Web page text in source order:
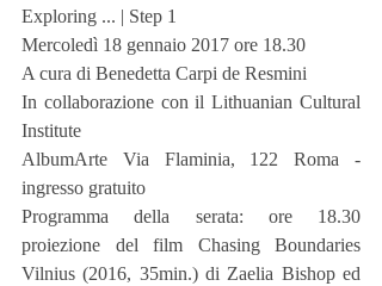
Exploring ... | Step 1
Mercoledì 18 gennaio 2017 ore 18.30
A cura di Benedetta Carpi de Resmini
In collaborazione con il Lithuanian Cultural
Institute
AlbumArte Via Flaminia, 122 Roma -
ingresso gratuito
Programma della serata: ore 18.30
proiezione del film Chasing Boundaries
Vilnius (2016, 35min.) di Zaelia Bishop ed